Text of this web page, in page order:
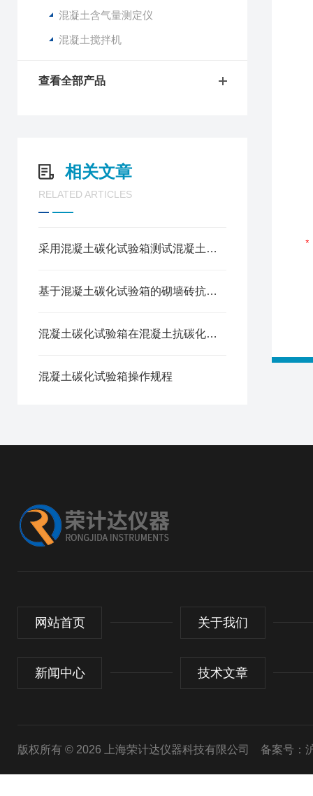
混凝土含气量测定仪
混凝土搅拌机
查看全部产品
相关文章
RELATED ARTICLES
采用混凝土碳化试验箱测试混凝土砌块抗碳化性能的方法
基于混凝土碳化试验箱的砌墙砖抗碳化能力检测方法
混凝土碳化试验箱在混凝土抗碳化性能检测中的应用方法
混凝土碳化试验箱操作规程
网站首页 关于我们
新闻中心 技术文章
版权所有 © 2026 上海荣计达仪器科技有限公司 备案号：